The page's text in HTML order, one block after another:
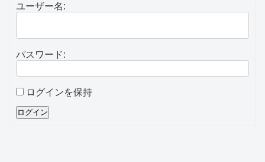
ユーザー名:
パスワード:
ログインを保持
ログイン